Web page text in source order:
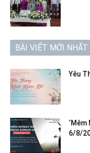
BÀI VIẾT MỚI NHẤT
Yêu
6/8/